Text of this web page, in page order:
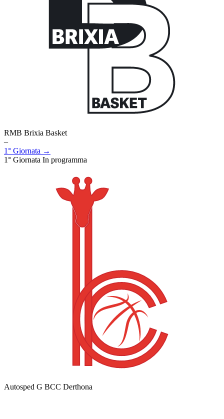
RMB Brixia Basket
–
1° Giornata →
1° Giornata In programma
Autosped G BCC Derthona